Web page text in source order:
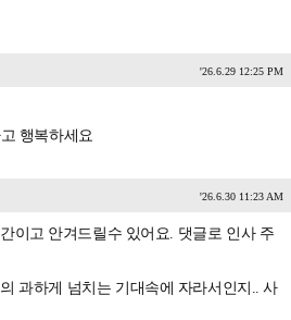
'26.6.29 12:25 PM
행복하세요
'26.6.30 11:23 AM
이고 안겨드릴수 있어요. 댓글로 인사 주
과하게 넘치는 기대속에 자라서인지.. 사